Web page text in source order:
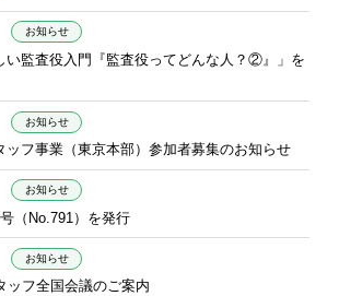
お知らせ
い監査役入門『監査役ってどんな人？②』」を
お知らせ
ッフ事業（東京本部）参加者募集のお知らせ
お知らせ
（No.791）を発行
お知らせ
フ全国会議のご案内